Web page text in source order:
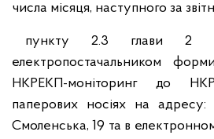
числа місяця, наступного за
пункту 2.3 глави 2
електропостачальником
НКРЕКП-моніторинг до
паперових носіях на адресу:
Смоленська, 19 та в